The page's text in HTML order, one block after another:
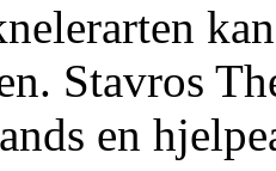
Stavros
en